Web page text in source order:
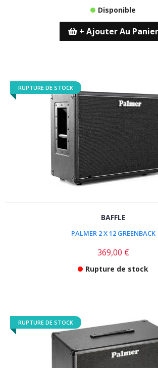
Disponible
+ Ajouter Au Panier
RUPTURE DE STOCK
BAFFLE
PALMER 2 X 12 GREENBACK
369,00 €
Rupture de stock
RUPTURE DE STOCK